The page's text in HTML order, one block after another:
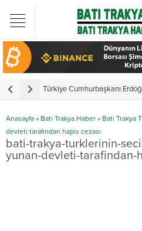
Anasayfa » Batı Trakya Haber » Batı Trakya
devleti tarafından hapis cezası
bati-trakya-turklerinin-
yunan-devleti-tarafindan-